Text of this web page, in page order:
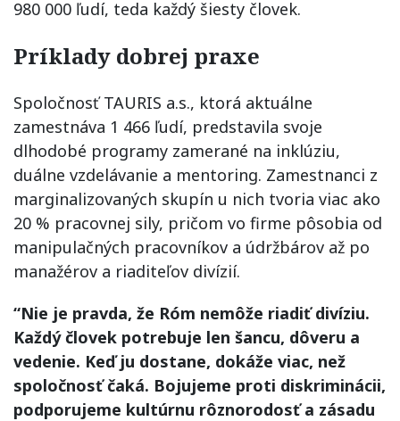
980 000 ľudí, teda každý šiesty človek.
Príklady dobrej praxe
Spoločnosť TAURIS a.s., ktorá aktuálne
zamestnáva 1 466 ľudí, predstavila svoje
dlhodobé programy zamerané na inklúziu,
duálne vzdelávanie a mentoring. Zamestnanci z
marginalizovaných skupín u nich tvoria viac ako
20 % pracovnej sily, pričom vo firme pôsobia od
manipulačných pracovníkov a údržbárov až po
manažérov a riaditeľov divízií.
“Nie je pravda, že Róm nemôže riadiť divíziu.
Každý človek potrebuje len šancu, dôveru a
vedenie. Keď ju dostane, dokáže viac, než
spoločnosť čaká. Bojujeme proti diskriminácii,
podporujeme kultúrnu rôznorodosť a zásadu